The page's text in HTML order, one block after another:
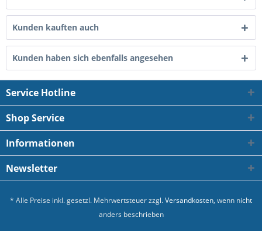
Kunden kauften auch
Kunden haben sich ebenfalls angesehen
Service Hotline
Shop Service
Informationen
Newsletter
* Alle Preise inkl. gesetzl. Mehrwertsteuer zzgl.Versandkosten, wenn nicht
anders beschrieben